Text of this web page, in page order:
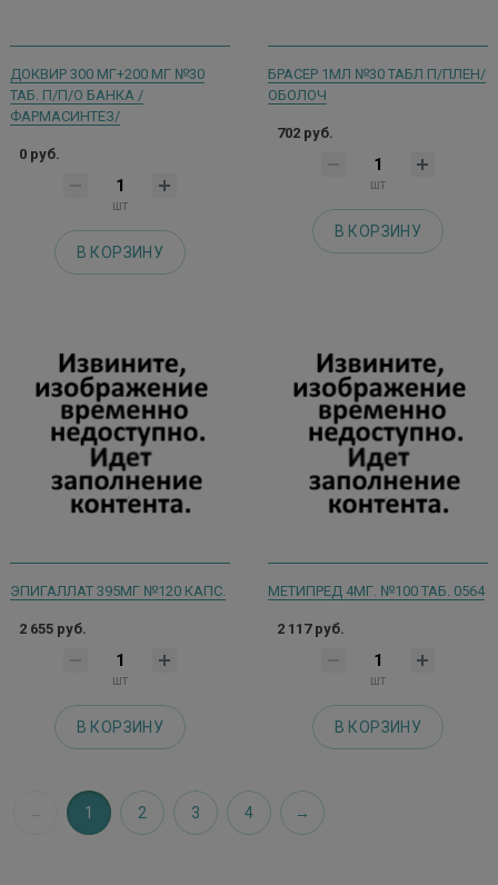
ДОКВИР 300 МГ+200 МГ №30
ТАБ. П/П/О БАНКА /
ФАРМАСИНТЕЗ/
0 руб.
шт
В КОРЗИНУ
БРАСЕР 1МЛ №30 ТАБЛ П/ПЛЕН/
ОБОЛОЧ
702 руб.
шт
В КОРЗИНУ
ЭПИГАЛЛАТ 395МГ №120 КАПС.
2 655 руб.
шт
В КОРЗИНУ
МЕТИПРЕД 4МГ. №100 ТАБ. 0564
2 117 руб.
шт
В КОРЗИНУ
1 2 3 4